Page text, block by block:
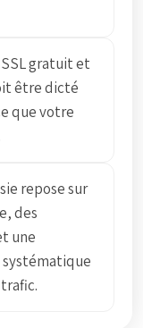
gratuit et
être dicté
que votre
repose sur
des
une